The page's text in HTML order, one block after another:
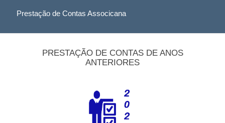
Prestação de Contas Associcana
PRESTAÇÃO DE CONTAS DE ANOS
ANTERIORES